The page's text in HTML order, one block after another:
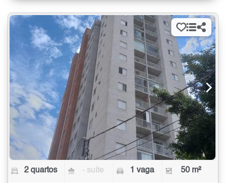
2 quartos - suíte 1 vaga 50 m²